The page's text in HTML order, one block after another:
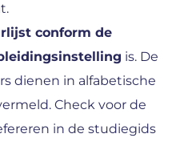
conform de
is. De
dienen in alfabetische
Check voor de
in de studiegids